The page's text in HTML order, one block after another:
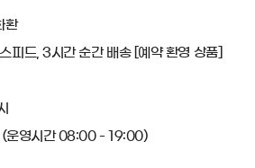
환
피드, 3시간 순간 배송 [예약 환영 상품]
운영시간 08:00 - 19:00)